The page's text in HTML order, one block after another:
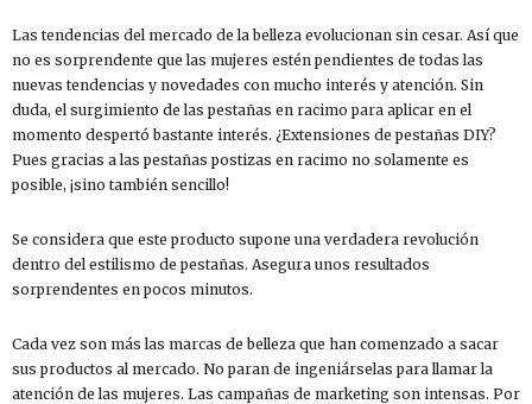
Las tendencias del mercado de la belleza evolucionan sin cesar. Así que
no es sorprendente que las mujeres estén pendientes de todas las
nuevas tendencias y novedades con mucho interés y atención. Sin
duda, el surgimiento de las pestañas en racimo para aplicar en el
momento despertó bastante interés. ¿Extensiones de pestañas DIY?
Pues gracias a las pestañas postizas en racimo no solamente es
posible, ¡sino también sencillo!
Se considera que este producto supone una verdadera revolución
dentro del estilismo de pestañas. Asegura unos resultados
sorprendentes en pocos minutos.
Cada vez son más las marcas de belleza que han comenzado a sacar
sus productos al mercado. No paran de ingeniárselas para llamar la
atención de las mujeres. Las campañas de marketing son intensas. Por